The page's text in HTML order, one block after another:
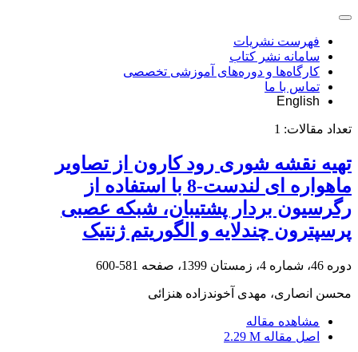
فهرست نشریات
سامانه نشر کتاب
کارگاه‌ها و دوره‌های آموزشی تخصصی
تماس با ما
English
تعداد مقالات: 1
تهیه نقشه شوری رود کارون از تصاویر
ماهواره ای لندست-8 با استفاده از
رگرسیون بردار پشتیبان، شبکه عصبی
پرسپترون چندلایه و الگوریتم ژنتیک
دوره 46، شماره 4، زمستان 1399، صفحه 581-600
محسن انصاری، مهدی آخوندزاده هنزائی
مشاهده مقاله
اصل مقاله 2.29 M